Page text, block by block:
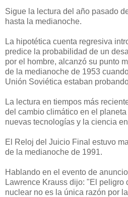
Sigue la lectura del año pasado
hasta la medianoche.
La hipotética cuenta regresiva
predice la probabilidad de un
por el hombre, alcanzó su punto
de la medianoche de 1953
Unión Soviética estaban
La lectura en tiempos más
del cambio climático en el
nuevas tecnologías y la ciencia
El Reloj del Juicio Final estuvo
de la medianoche de 1991.
Hablando en el evento de
Lawrence Krauss dijo: "El peligro
nuclear no es la única razón por